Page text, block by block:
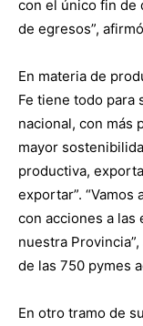
con el único fin de
de egresos”,
En materia de
Fe tiene todo para
nacional, con más
mayor
productiva,
exportar”. “Vamos
con acciones a las
nuestra
de las 750 pymes
En otro tramo de